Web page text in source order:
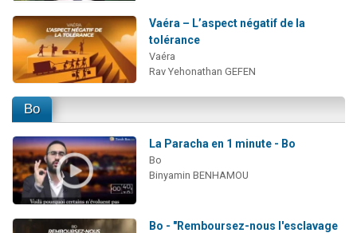
Vaéra – L’aspect négatif de la
tolérance
Vaéra
Rav Yehonathan GEFEN
Bo
La Paracha en 1 minute - Bo
Bo
Binyamin BENHAMOU
Bo - "Remboursez-nous l'esclavage